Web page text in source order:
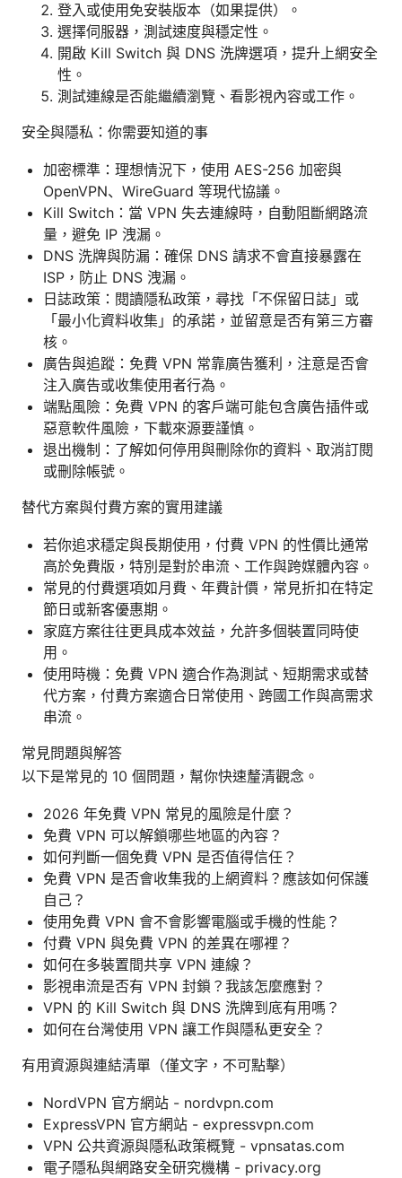
登入或使用免安裝版本（如果提供）。
選擇伺服器，測試速度與穩定性。
開啟 Kill Switch 與 DNS 洗牌選項，提升上網安全
性。
測試連線是否能繼續瀏覽、看影視內容或工作。
安全與隱私：你需要知道的事
加密標準：理想情況下，使用 AES-256 加密與
OpenVPN、WireGuard 等現代協議。
Kill Switch：當 VPN 失去連線時，自動阻斷網路流
量，避免 IP 洩漏。
DNS 洗牌與防漏：確保 DNS 請求不會直接暴露在
ISP，防止 DNS 洩漏。
日誌政策：閱讀隱私政策，尋找「不保留日誌」或
「最小化資料收集」的承諾，並留意是否有第三方審
核。
廣告與追蹤：免費 VPN 常靠廣告獲利，注意是否會
注入廣告或收集使用者行為。
端點風險：免費 VPN 的客戶端可能包含廣告插件或
惡意軟件風險，下載來源要謹慎。
退出機制：了解如何停用與刪除你的資料、取消訂閱
或刪除帳號。
替代方案與付費方案的實用建議
若你追求穩定與長期使用，付費 VPN 的性價比通常
高於免費版，特別是對於串流、工作與跨媒體內容。
常見的付費選項如月費、年費計價，常見折扣在特定
節日或新客優惠期。
家庭方案往往更具成本效益，允許多個裝置同時使
用。
使用時機：免費 VPN 適合作為測試、短期需求或替
代方案，付費方案適合日常使用、跨國工作與高需求
串流。
常見問題與解答
以下是常見的 10 個問題，幫你快速釐清觀念。
2026 年免費 VPN 常見的風險是什麼？
免費 VPN 可以解鎖哪些地區的內容？
如何判斷一個免費 VPN 是否值得信任？
免費 VPN 是否會收集我的上網資料？應該如何保護
自己？
使用免費 VPN 會不會影響電腦或手機的性能？
付費 VPN 與免費 VPN 的差異在哪裡？
如何在多裝置間共享 VPN 連線？
影視串流是否有 VPN 封鎖？我該怎麼應對？
VPN 的 Kill Switch 與 DNS 洗牌到底有用嗎？
如何在台灣使用 VPN 讓工作與隱私更安全？
有用資源與連結清單（僅文字，不可點擊）
NordVPN 官方網站 - nordvpn.com
ExpressVPN 官方網站 - expressvpn.com
VPN 公共資源與隱私政策概覽 - vpnsatas.com
電子隱私與網路安全研究機構 - privacy.org